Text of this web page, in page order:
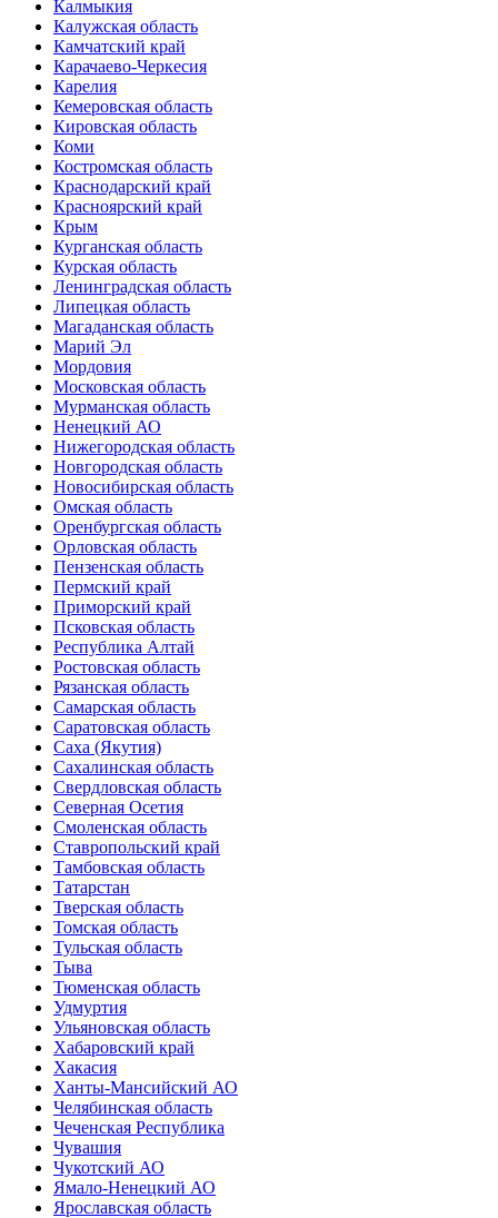
Калмыкия
Калужская область
Камчатский край
Карачаево-Черкесия
Карелия
Кемеровская область
Кировская область
Коми
Костромская область
Краснодарский край
Красноярский край
Крым
Курганская область
Курская область
Ленинградская область
Липецкая область
Магаданская область
Марий Эл
Мордовия
Московская область
Мурманская область
Ненецкий АО
Нижегородская область
Новгородская область
Новосибирская область
Омская область
Оренбургская область
Орловская область
Пензенская область
Пермский край
Приморский край
Псковская область
Республика Алтай
Ростовская область
Рязанская область
Самарская область
Саратовская область
Саха (Якутия)
Сахалинская область
Свердловская область
Северная Осетия
Смоленская область
Ставропольский край
Тамбовская область
Татарстан
Тверская область
Томская область
Тульская область
Тыва
Тюменская область
Удмуртия
Ульяновская область
Хабаровский край
Хакасия
Ханты-Мансийский АО
Челябинская область
Чеченская Республика
Чувашия
Чукотский АО
Ямало-Ненецкий АО
Ярославская область